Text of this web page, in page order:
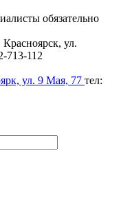
обязательно
ул.
713-112
ул. 9 Мая, 77 тел: